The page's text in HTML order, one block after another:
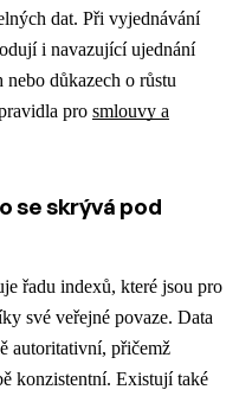
dat. Při vyjednávání
i navazující ujednání
důkazech o růstu
pro smlouvy a
se skrývá pod
řadu indexů, které jsou pro
své veřejné povaze. Data
autoritativní, přičemž
konzistentní. Existují také